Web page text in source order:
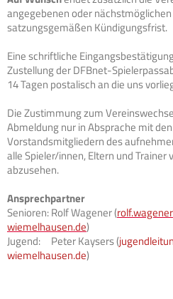
angegebenen oder
satzungsgemäßen Kündigungsfrist.
Eine schriftliche
Zustellung der DFBnet-
14 Tagen postalisch an die uns
Die Zustimmung zum
Abmeldung nur in Absprache mit
Vorstandsmitgliedern des
alle Spieler/innen, Eltern und
abzusehen.
Ansprechpartner
Senioren: Rolf Wagener (
wiemelhausen.de)
Jugend: Peter Kaysers (
wiemelhausen.de)